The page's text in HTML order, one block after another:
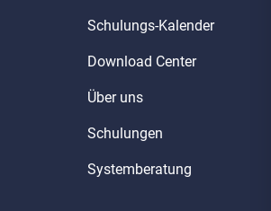
Schulungs-Kalender
Download Center
Über uns
Schulungen
Systemberatung